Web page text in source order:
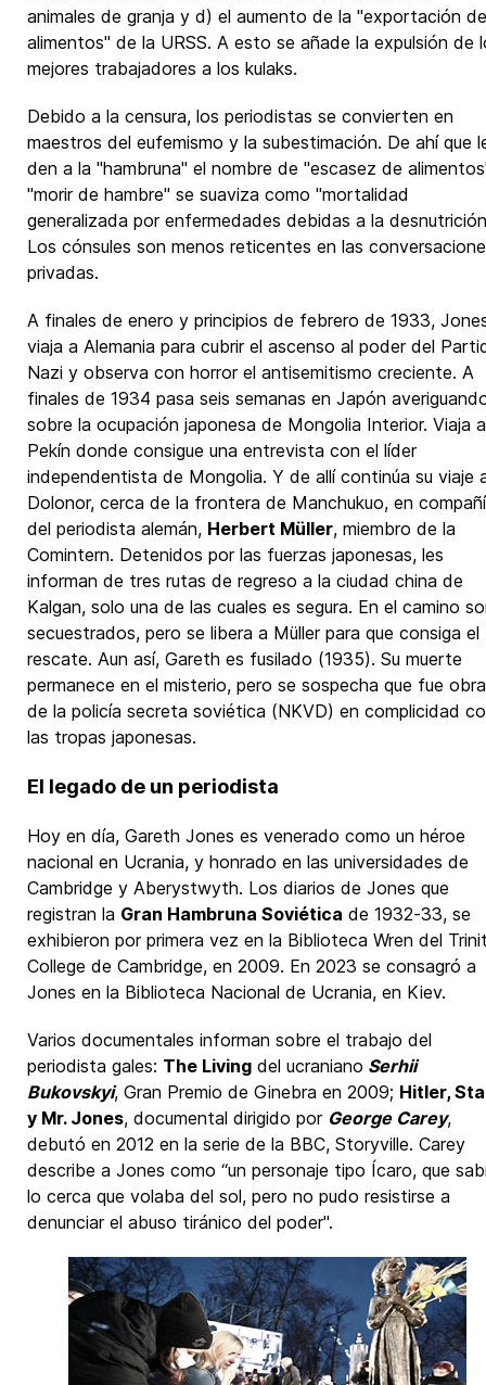
animales de granja y d) el aumento de la "exportación de
alimentos" de la URSS. A esto se añade la expulsión de
mejores trabajadores a los kulaks.
Debido a la censura, los periodistas se convierten en
maestros del eufemismo y la subestimación. De ahí que
den a la "hambruna" el nombre de "escasez de
"morir de hambre" se suaviza como "mortalidad
generalizada por enfermedades debidas a la
Los cónsules son menos reticentes en las
privadas.
A finales de enero y principios de febrero de 1933,
viaja a Alemania para cubrir el ascenso al poder del
Nazi y observa con horror el antisemitismo creciente. A
finales de 1934 pasa seis semanas en Japón
sobre la ocupación japonesa de Mongolia Interior. Viaja a
Pekín donde consigue una entrevista con el líder
independentista de Mongolia. Y de allí continúa su viaje
Dolonor, cerca de la frontera de Manchukuo, en
del periodista alemán, Herbert Müller, miembro de la
Comintern. Detenidos por las fuerzas japonesas, les
informan de tres rutas de regreso a la ciudad china de
Kalgan, solo una de las cuales es segura. En el camino
secuestrados, pero se libera a Müller para que consiga el
rescate. Aun así, Gareth es fusilado (1935). Su muerte
permanece en el misterio, pero se sospecha que fue obra
de la policía secreta soviética (NKVD) en complicidad
las tropas japonesas.
El legado de un periodista
Hoy en día, Gareth Jones es venerado como un héroe
nacional en Ucrania, y honrado en las universidades de
Cambridge y Aberystwyth. Los diarios de Jones que
registran la Gran Hambruna Soviética de 1932-33, se
exhibieron por primera vez en la Biblioteca Wren del
College de Cambridge, en 2009. En 2023 se consagró a
Jones en la Biblioteca Nacional de Ucrania, en Kiev.
Varios documentales informan sobre el trabajo del
periodista gales: The Living del ucraniano Serhii
Bukovskyi, Gran Premio de Ginebra en 2009; Hitler,
y Mr. Jones, documental dirigido por George Carey,
debutó en 2012 en la serie de la BBC, Storyville. Carey
describe a Jones como “un personaje tipo Ícaro, que
lo cerca que volaba del sol, pero no pudo resistirse a
denunciar el abuso tiránico del poder".